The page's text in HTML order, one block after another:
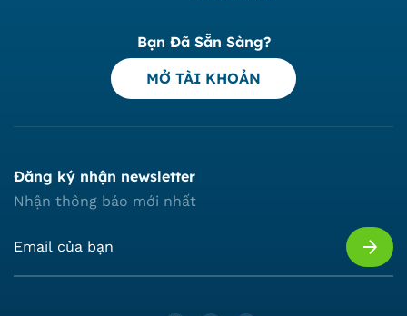
Bạn Đã Sẵn Sàng?
MỞ TÀI KHOẢN
Đăng ký nhận newsletter
Nhận thông báo mới nhất